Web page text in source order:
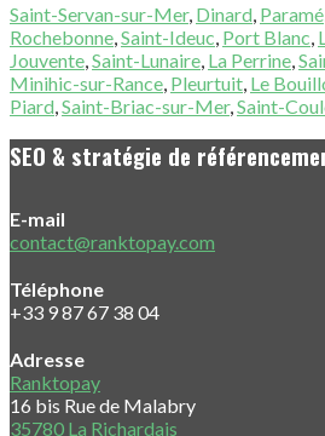
Saint-Servan-sur-Mer, Dinard Paramé
Rochebonne Saint-Ideuc Port Blanc
Jouvente Saint-Lunaire La Perrine
Minihic-sur-Rance Pleurtuit Le
Piard Saint-Briac-sur-Mer, Saint-
SEO & stratégie de
E-mail
contact@ranktopay.com
Téléphone
+33 9 87 67 38 04
Adresse
Ranktopay
16 bis Rue de Malabry
35780 La Richardais